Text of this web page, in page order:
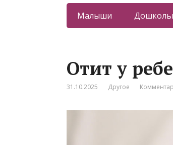
Малыши
Отит у
31.10.2025 Другое